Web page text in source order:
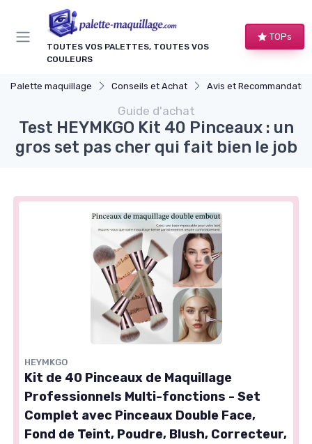
TOUTES VOS PALETTES, TOUTES VOS
COULEURS
TOPs
Palette maquillage Conseils et Achat Avis et Recommandations de
Guide d'achat
Test HEYMKGO Kit 40 Pinceaux : un
gros set pas cher qui fait bien le job
HEYMKGO
Kit de 40 Pinceaux de Maquillage
Professionnels Multi-fonctions - Set
Complet avec Pinceaux Double Face,
Fond de Teint, Poudre, Blush, Correcteur,
Panneau de gestion des cookies